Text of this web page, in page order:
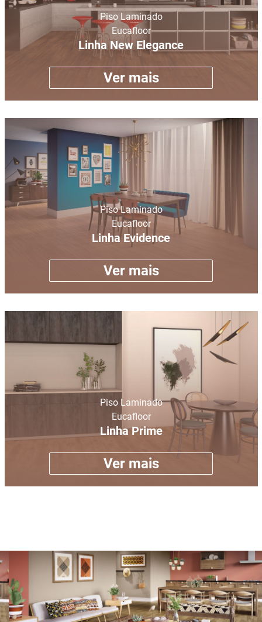
Piso Laminado
Eucafloor
Linha New Elegance
Ver mais
Piso Laminado
Eucafloor
Linha Evidence
Ver mais
Piso Laminado
Eucafloor
Linha Prime
Ver mais